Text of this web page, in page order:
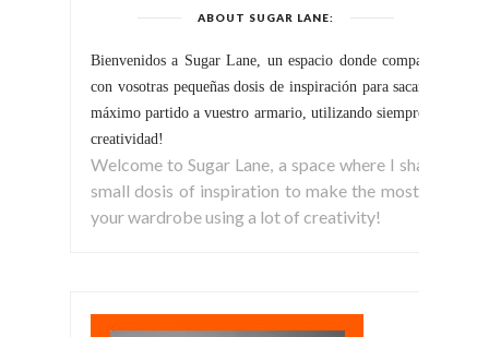
ABOUT SUGAR LANE:
Bienvenidos a Sugar Lane, un espacio donde comparto
con vosotras pequeñas dosis de inspiración para sacar el
máximo partido a vuestro armario, utilizando siempre la
creatividad!
Welcome to Sugar Lane, a space where I share
small dosis of inspiration to make the most of
your wardrobe using a lot of creativity!